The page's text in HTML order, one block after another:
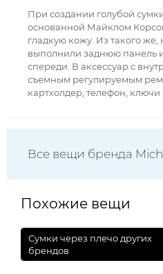
При создании голубой
основанной Майклом
гладкую кожу. Из такого же,
выполнили заднюю панель
спереди. В аксессуар с
съемным регулируемым
картхолдер, телефон, ключи
Все вещи бренда
Похожие вещи
Сумки через плечо других
брендов